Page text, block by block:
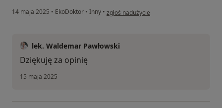
14 maja 2025 • EkoDoktor • Inny • w opinii użytkownika Adrian Przybyła
zgłoś nadużycie
lek. Waldemar Pawłowski
Dziękuję za opinię
15 maja 2025